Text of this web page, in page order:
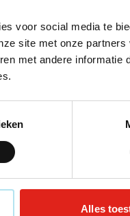
voor social media te
site met onze partners
met andere informatie
Alles